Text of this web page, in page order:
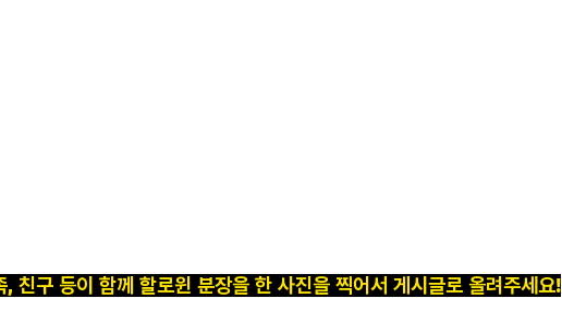
친구 등이 함께 할로윈 분장을 한 사진을 찍어서 게시글로 올려주세요!